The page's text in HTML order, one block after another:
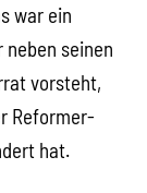
war ein
seinen
vorsteht,
Reformer-
hat.